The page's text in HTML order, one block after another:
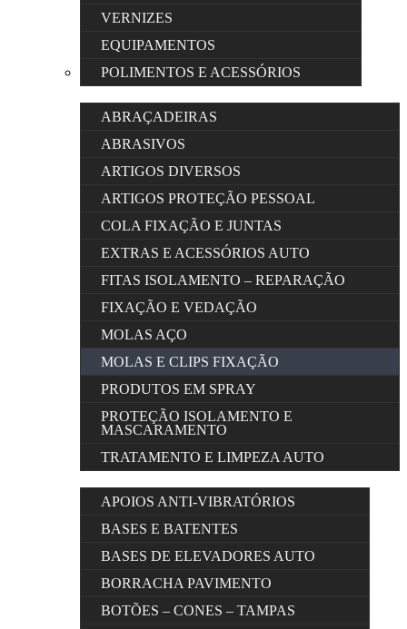
VERNIZES
EQUIPAMENTOS
POLIMENTOS E ACESSÓRIOS
ABRAÇADEIRAS
ABRASIVOS
ARTIGOS DIVERSOS
ARTIGOS PROTEÇÃO PESSOAL
COLA FIXAÇÃO E JUNTAS
EXTRAS E ACESSÓRIOS AUTO
FITAS ISOLAMENTO – REPARAÇÃO
FIXAÇÃO E VEDAÇÃO
MOLAS AÇO
MOLAS E CLIPS FIXAÇÃO
PRODUTOS EM SPRAY
PROTEÇÃO ISOLAMENTO E
MASCARAMENTO
TRATAMENTO E LIMPEZA AUTO
APOIOS ANTI-VIBRATÓRIOS
BASES E BATENTES
BASES DE ELEVADORES AUTO
BORRACHA PAVIMENTO
BOTÕES – CONES – TAMPAS